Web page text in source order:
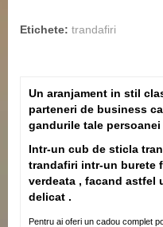
Etichete: trandafiri
Un aranjament in stil
parteneri de business
gandurile tale persoanei
Intr-un cub de sticla
trandafiri intr-un burete
verdeata , facand astfel
delicat .
Pentru ai oferi un cadou complet